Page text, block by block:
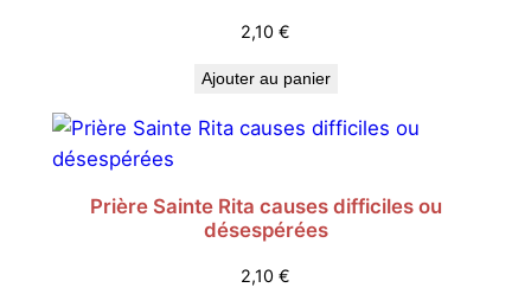
2,10 €
Ajouter au panier
Prière Sainte Rita causes difficiles ou
désespérées
2,10 €